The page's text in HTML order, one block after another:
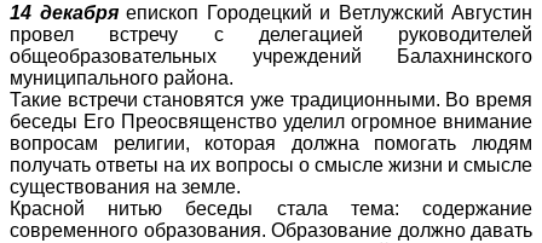
14 декабряепископ Городецкий и Ветлужский Августин
провел встречу с делегацией руководителей
общеобразовательных учреждений Балахнинского
муниципального района.
Такие встречи становятся уже традиционными. Во время
беседы Его Преосвященство уделил огромное внимание
вопросам религии, которая должна помогать людям
получать ответы на их вопросы о смысле жизни и смысле
существования на земле.
Красной нитью беседы стала тема: содержание
современного образования. Образование должно давать